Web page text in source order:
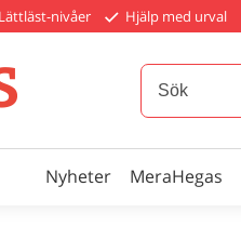
Lättläst-nivåer Hjälp med urval
Nyheter MeraHegas